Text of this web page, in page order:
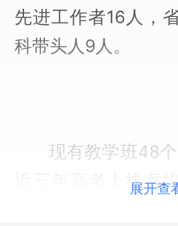
先进工作者16人，
科带头人9人。
现有教学班48
近三年高考上线率
展开查